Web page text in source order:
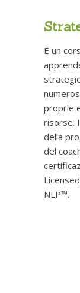
E un
proprie
risorse.
della
del
NLP™.